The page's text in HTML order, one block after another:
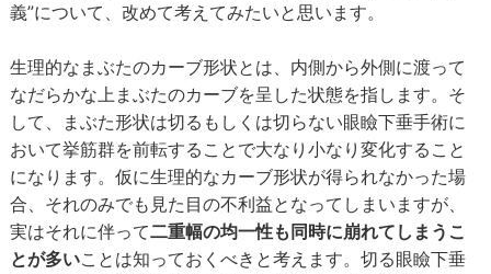
義”について、改めて考えてみたいと思います。
生理的なまぶたのカーブ形状とは、内側から外側に渡って
なだらかな上まぶたのカーブを呈した状態を指します。そ
して、まぶた形状は切るもしくは切らない眼瞼下垂手術に
おいて挙筋群を前転することで大なり小なり変化すること
になります。仮に生理的なカーブ形状が得られなかった場
合、それのみでも見た目の不利益となってしまいますが、
実はそれに伴って二重幅の均一性も同時に崩れてしまうこ
とが多いことは知っておくべきと考えます。切る眼瞼下垂